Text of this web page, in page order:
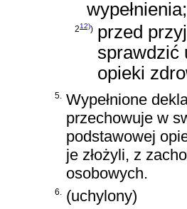
wypełnienia;
212)) przed
sprawdzić
opieki
5. Wypełnione
przechowuje w
podstawowej
je złożyli, z
osobowych.
6. (uchylony)